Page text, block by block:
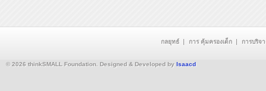
กลยุทธ์ การ คุ้มครองเด็ก การบริจ
© 2026 thinkSMALL Foundation. Designed & Developed by Isaacd